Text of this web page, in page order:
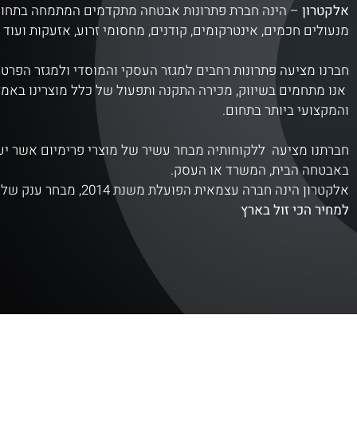
אלקטרון – הינה חברת פתרונות אבטחה מתקדמים המתמחה
מנעולים חכמים, אינטרקומים, קודנים, מחסומי זרוע, אזעקות ועוד
חברנו מציעה פתרונות רחבים למגזר העסקי והמוסדי ולמגזר
אנו מתחמים בשיווק, מכירה התקנה ותפעול של כלל מוצרינו
והמקצועי ביותר בתחום.
חברתנו מציעה ללקוחותיה מבחר עשיר של מוצרי פרימיום אשר
באבטחה הבית, המשרד או העסק.
אלקטרון הינה חברה עצמאית הפועלת משנת 2014, מבחר ענק של מוצרים
למחיר הכי זול בארץ